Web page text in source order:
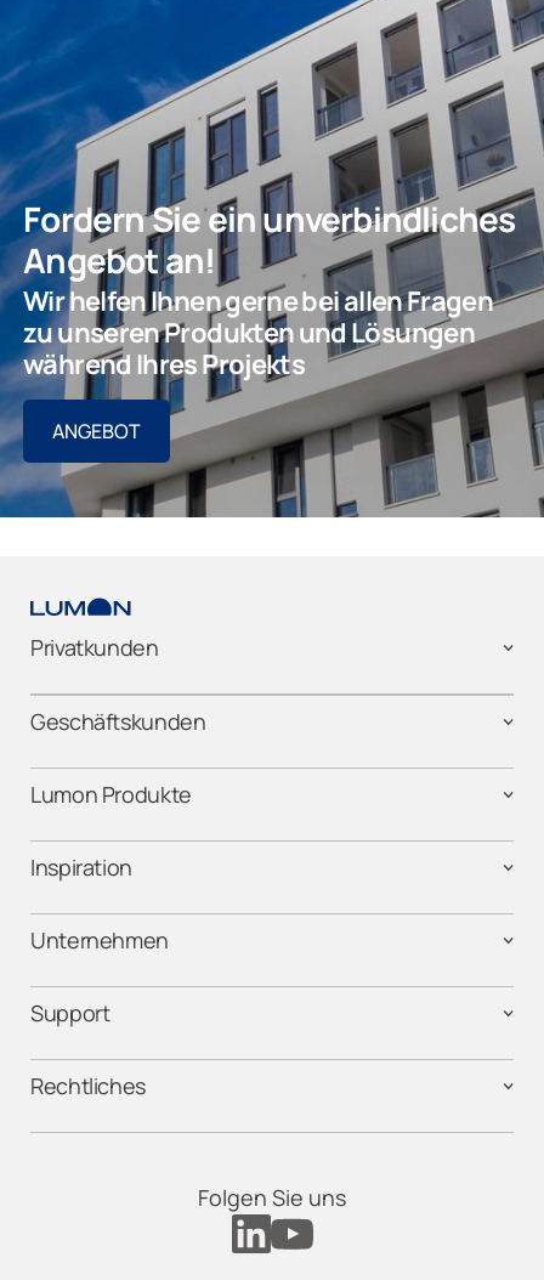
Fordern Sie ein unverbindliches
Angebot an!
Wir helfen Ihnen gerne bei allen Fragen
zu unseren Produkten und Lösungen
während Ihres Projekts
ANGEBOT
Privatkunden
Geschäftskunden
Lumon Produkte
Inspiration
Unternehmen
Support
Rechtliches
Folgen Sie uns